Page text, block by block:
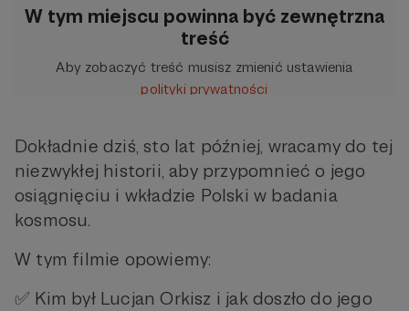
W tym miejscu powinna być zewnętrzna
treść
Aby zobaczyć treść musisz zmienić ustawienia
polityki prywatności
Dokładnie dziś, sto lat później, wracamy do tej
niezwykłej historii, aby przypomnieć o jego
osiągnięciu i wkładzie Polski w badania
kosmosu.
W tym filmie opowiemy:
✅ Kim był Lucjan Orkisz i jak doszło do jego